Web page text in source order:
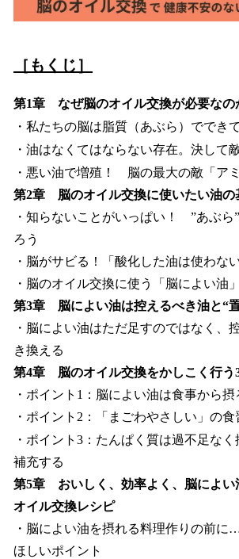
［もくじ］
第1章 なぜ脳のオイル交換が必要なの
・私たちの脳は脂質（あぶら）ででき
・油はなくてはならない存在。決して
・悪い油で増殖！ 脳の最大の敵「アミ
第2章 脳のオイル交換に使いたい油の
・知らないことがいっぱい！ ”あぶら
ろう
・脳がサビる！「酸化した油は使わな
・脳のオイル交換に使う「脳によい油」
第3章 脳によい油は控えるべき油と“
・脳によい油はただ足すのではなく、
き換える
第4章 脳のオイル交換をかしこく行う
・ポイント1：脳によい油は食事から摂
・ポイント2：「まごわやさしい」の
・ポイント3：たんぱく質は過不足な
補充する
第5章 おいしく、効率よく、脳によ
オイル交換レシピ
・脳によい油を摂れる料理作りの前
ほしいポイント